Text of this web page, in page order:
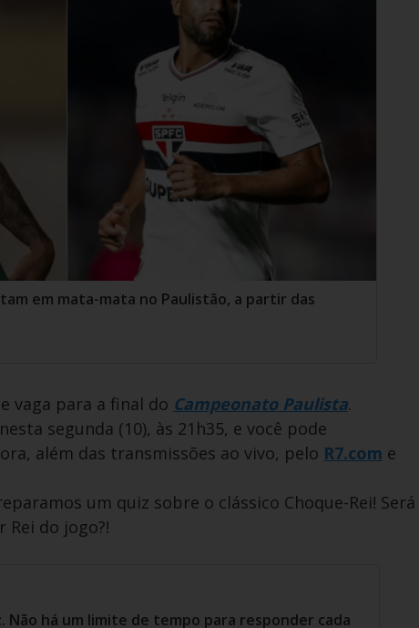
em mata-mata no Paulistão, a partir das
vaga para a final do Campeonato Paulista.
segunda (10), às 21h35, e você pode
além das transmissões ao vivo, pelo R7.com e
um quiz sobre o clássico Choque-Rei! Será
Rei do jogo?!
Não há um limite de tempo para responder cada